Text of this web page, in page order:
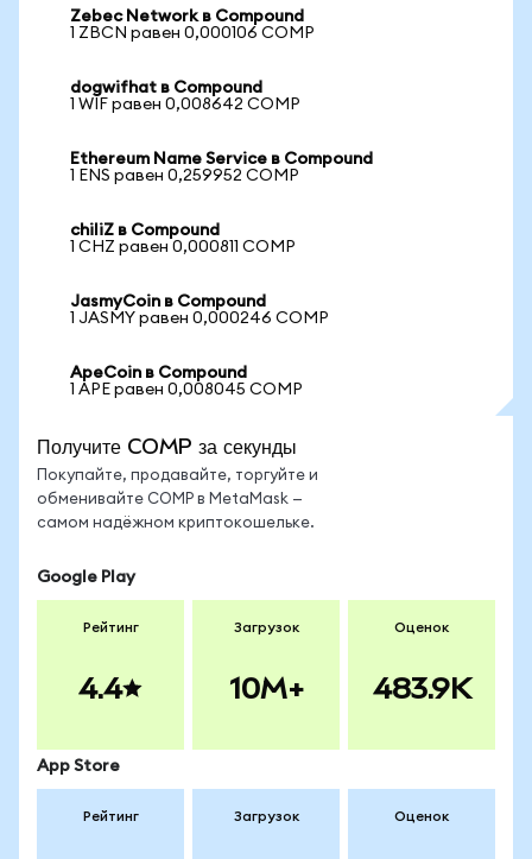
Zebec Network в Compound
1 ZBCN равен 0,000106 COMP
dogwifhat в Compound
1 WIF равен 0,008642 COMP
Ethereum Name Service в Compound
1 ENS равен 0,259952 COMP
chiliZ в Compound
1 CHZ равен 0,000811 COMP
JasmyCoin в Compound
1 JASMY равен 0,000246 COMP
ApeCoin в Compound
1 APE равен 0,008045 COMP
Получите COMP за секунды
Покупайте, продавайте, торгуйте и
обменивайте COMP в MetaMask —
самом надёжном криптокошельке.
Google Play
Рейтинг
4.4
Загрузок
10M+
Оценок
483.9K
App Store
Рейтинг Загрузок Оценок